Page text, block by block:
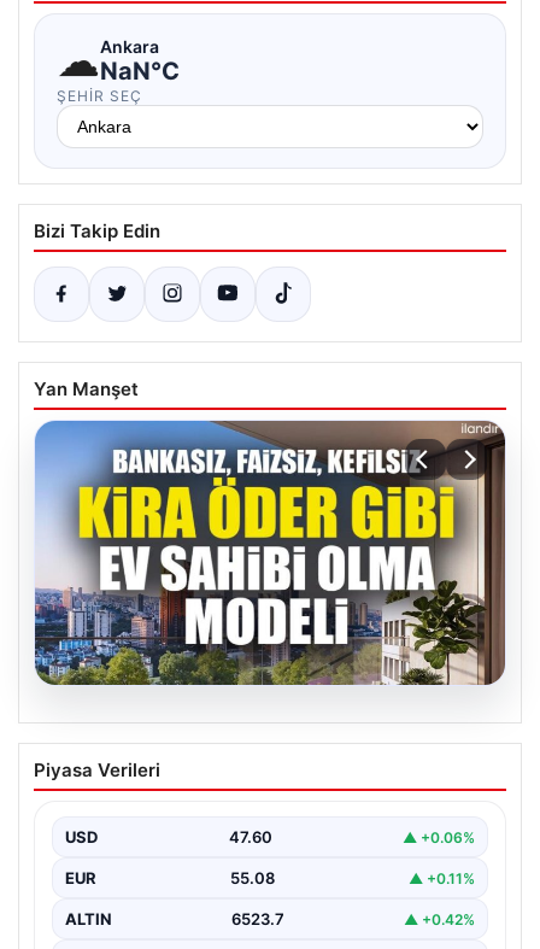
☁Ankara
NaN°C
ŞEHIR SEÇ
Bizi Takip Edin
Yan Manşet
04.08.2026
DAP Yapı’dan bir ilk! Emlak Konut
güvencesi Dap vizyonuyla kendi
Piyasa Verileri
USD 47.60 ▲ +0.06%
EUR 55.08 ▲ +0.11%
ALTIN 6523.7 ▲ +0.42%